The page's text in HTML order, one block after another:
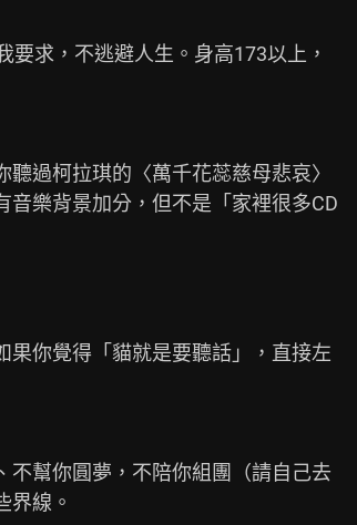
求，不逃避人生。身高173以上，
過柯拉琪的〈萬千花蕊慈母悲哀〉
音樂背景加分，但不是「家裡很多CD
果你覺得「貓就是要聽話」，直接左
不幫你圓夢，不陪你組團（請自己去
界線。